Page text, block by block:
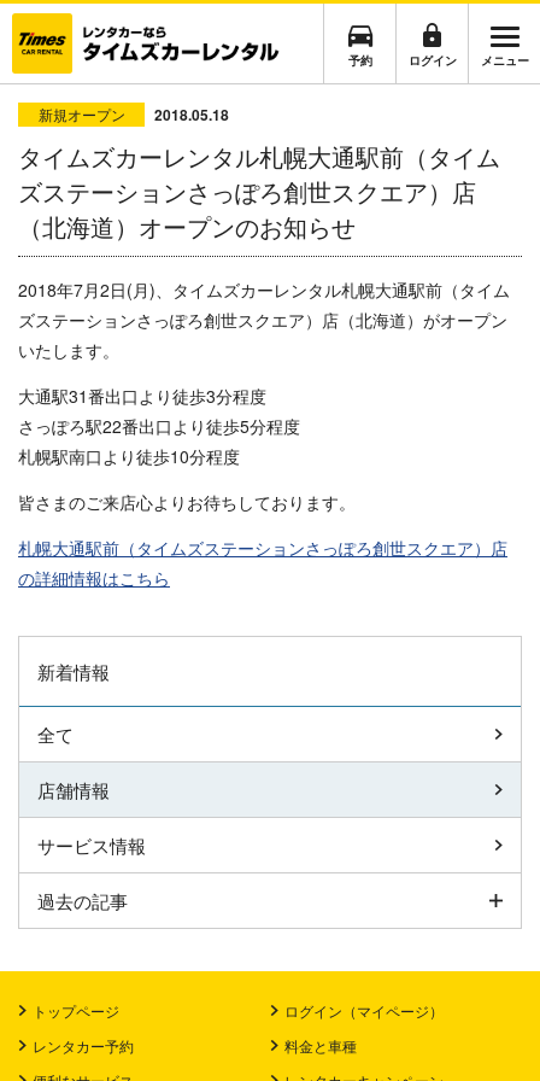
予約 ログイン メニュー
新規オープン 2018.05.18
タイムズカーレンタル札幌大通駅前（タイム
ズステーションさっぽろ創世スクエア）店
（北海道）オープンのお知らせ
2018年7月2日(月)、タイムズカーレンタル札幌大通駅前（タイム
ズステーションさっぽろ創世スクエア）店（北海道）がオープン
いたします。
大通駅31番出口より徒歩3分程度
さっぽろ駅22番出口より徒歩5分程度
札幌駅南口より徒歩10分程度
皆さまのご来店心よりお待ちしております。
札幌大通駅前（タイムズステーションさっぽろ創世スクエア）店
の詳細情報はこちら
新着情報
全て
店舗情報
サービス情報
過去の記事
トップページ
ログイン（マイページ）
レンタカー予約
料金と車種